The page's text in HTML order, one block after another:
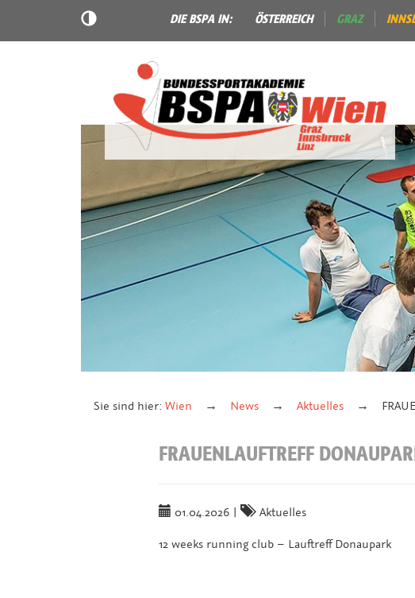
DIE BSPA IN: ÖSTERREICH GRAZ
Sie sind hier: Wien News Aktuelles
FRAUENLAUFTREFF
01.04.2026 | Aktuelles
12 weeks running club – Lauftreff Donaupark